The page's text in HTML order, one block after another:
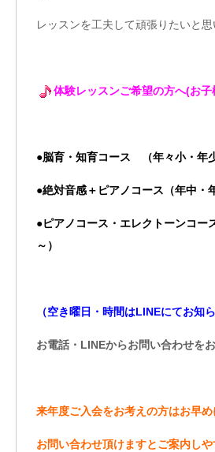
レッスンを工夫して頑張りたいと思
体験レッスンご希望の方へ(お子
●脳育・知育コース （年々小・年
●絶対音感＋ピアノコース（年中・
●ピアノコース・エレクトーンコ
～）
（空き曜日・時間はLINEにてお知
お電話・LINEからお問い合わせを
来年度ご入会をお考えの方はお早め
お問い合わせ頂けますとご案内しや